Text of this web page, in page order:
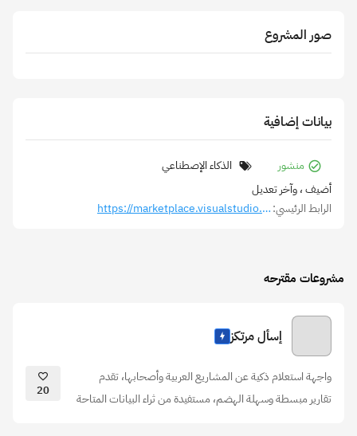
صور المشروع
بيانات إضافية
منشور
الذكاء الإصطناعي
أضيف، وآخر تعديل
الرابط الرئيسي:https://marketplace.visualstudio.com/items?itemName=code-quests.seen18
مشروعات مقترحه
إسأل مرتكز
واجهة استعلام ذكية عن المشاريع العربية وأصحابها، تقدم
تقارير مبسطة وسهلة الهضم، مستفيدة من ثراء البيانات المتاحة
20